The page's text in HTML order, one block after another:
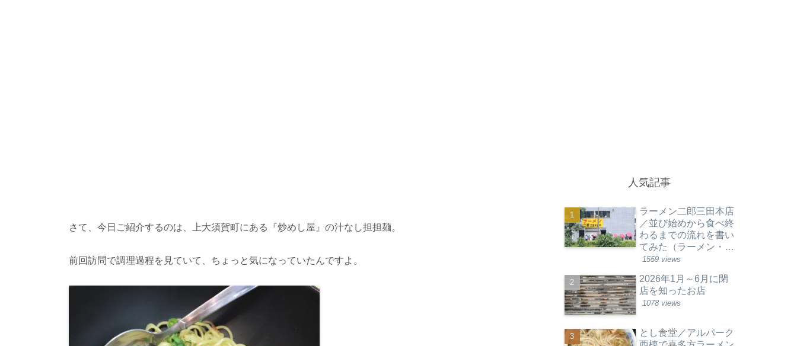
さて、今日ご紹介するのは、上大須賀町にある『炒めし屋』の汁なし担担麺。
前回訪問で調理過程を見ていて、ちょっと気になっていたんですよ。
人気記事
ラーメン二郎三田本店
／並び始めから食べ終
わるまでの流れを書い
てみた（ラーメン・東
京都港区）
1559 views
2026年1月～6月に閉
店を知ったお店
1078 views
とし食堂／アルパーク